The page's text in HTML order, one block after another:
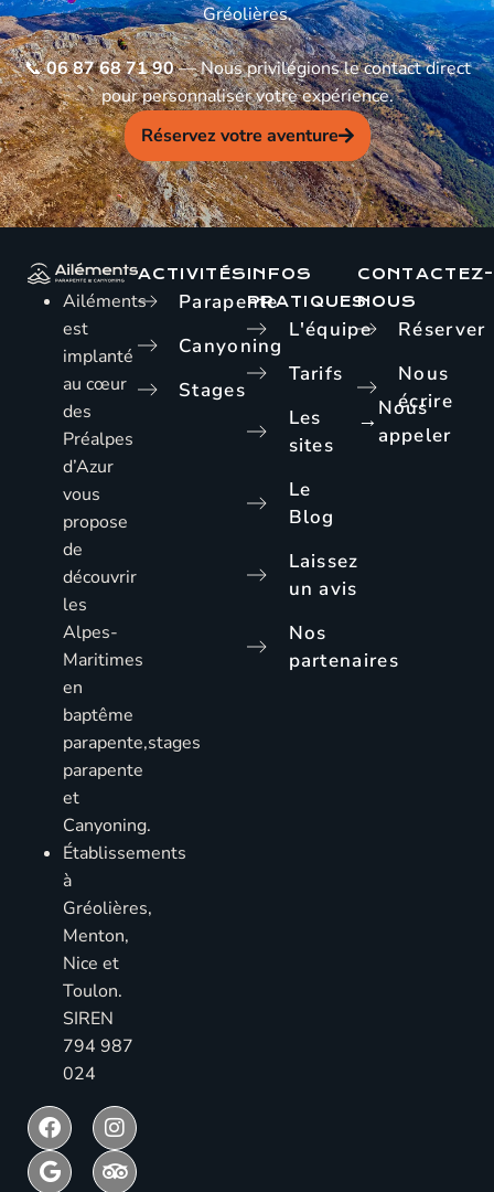
Gréolières.
📞06 87 68 71 90— Nous privilégions le contact direct
pour personnaliser votre expérience.
Réservez votre aventure
Ailéments
est
implanté
au cœur
des
Préalpes
d’Azur
vous
propose
de
découvrir
les
Alpes-
Maritimes
en
baptême
parapente,stages
parapente
et
Canyoning.
Établissements
à
Gréolières,
Menton,
Nice et
Toulon.
SIREN
794 987
024
ACTIVITÉS
Parapente
Canyoning
Stages
INFOS
PRATIQUES
L'équipe
Tarifs
Les
sites
Le
Blog
Laissez
un avis
Nos
partenaires
CONTACTEZ-
NOUS
Réserver
Nous
écrire
→ Nous
appeler